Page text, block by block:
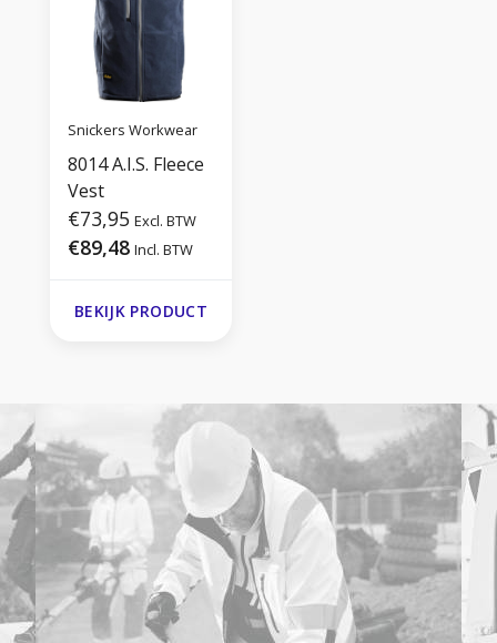
Snickers Workwear
8014 A.I.S. Fleece
Vest
€73,95 Excl. BTW
€89,48 Incl. BTW
BEKIJK PRODUCT